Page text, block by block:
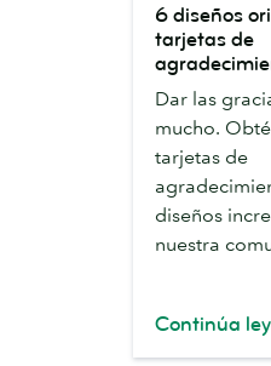
diseños
originales
para
tarjetas
agradecimiento
6 diseños
tarjetas de
Dar las
mucho.
tarjetas de
diseños
nuestra
Continúa